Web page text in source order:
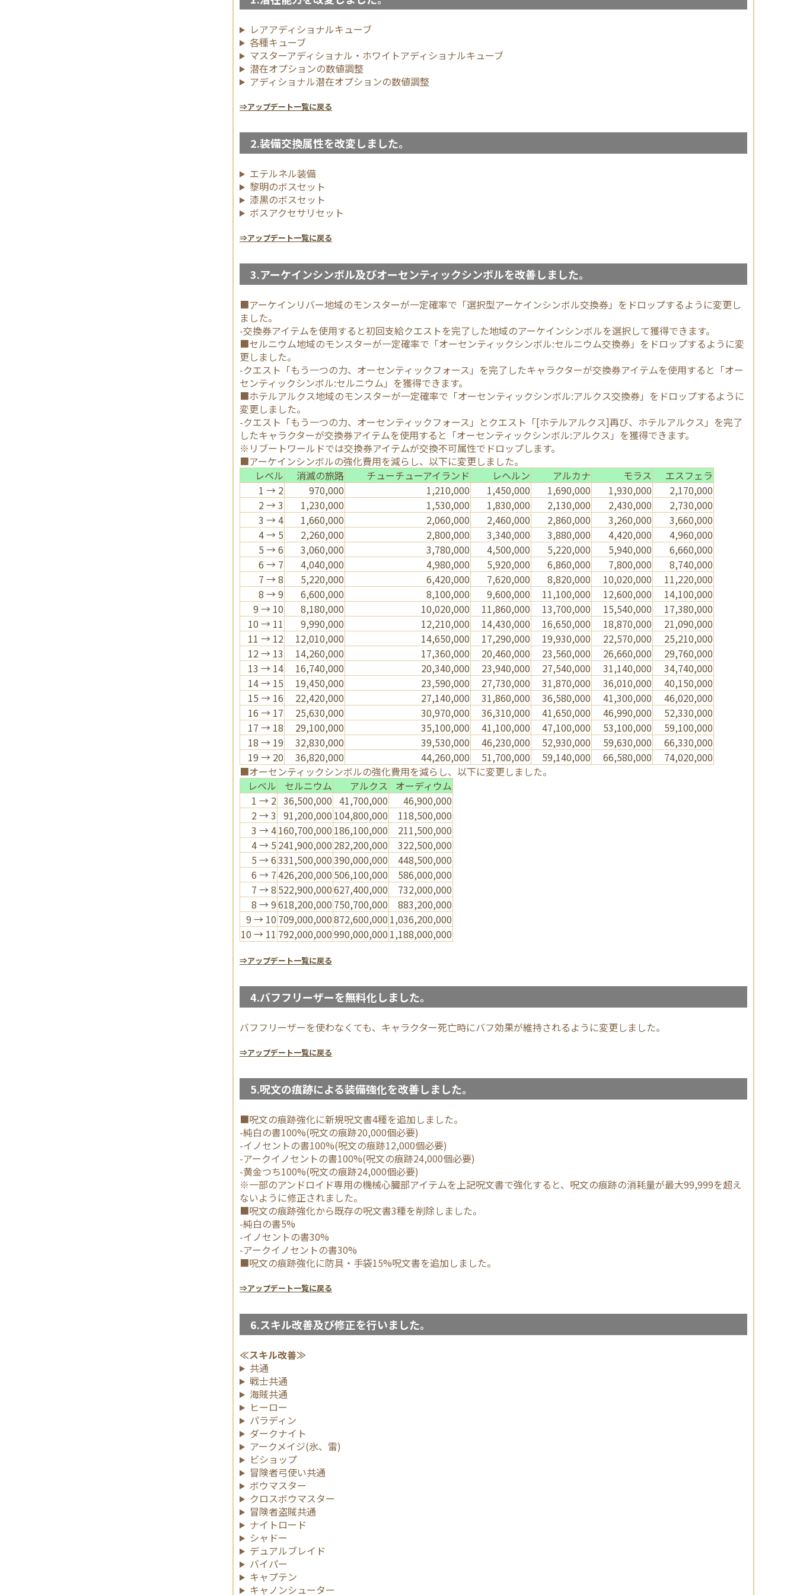
レアアディショナルキューブ
各種キューブ
マスターアディショナル・ホワイトアディショナルキューブ
潜在オプションの数値調整
アディショナル潜在オプションの数値調整
⇒アップデート一覧に戻る
2.装備交換属性を改変しました。
エテルネル装備
黎明のボスセット
漆黒のボスセット
ボスアクセサリセット
⇒アップデート一覧に戻る
3.アーケインシンボル及びオーセンティックシンボルを改善しました。
■アーケインリバー地域のモンスターが一定確率で「選択型アーケインシンボル交換券」をドロップするように変更し
ました。
-交換券アイテムを使用すると初回支給クエストを完了した地域のアーケインシンボルを選択して獲得できます。
■セルニウム地域のモンスターが一定確率で「オーセンティックシンボル:セルニウム交換券」をドロップするように変
更しました。
-クエスト「もう一つの力、オーセンティックフォース」を完了したキャラクターが交換券アイテムを使用すると「オー
センティックシンボル:セルニウム」を獲得できます。
■ホテルアルクス地域のモンスターが一定確率で「オーセンティックシンボル:アルクス交換券」をドロップするように
変更しました。
-クエスト「もう一つの力、オーセンティックフォース」とクエスト「[ホテルアルクス]再び、ホテルアルクス」を完了
したキャラクターが交換券アイテムを使用すると「オーセンティックシンボル:アルクス」を獲得できます。
※リブートワールドでは交換券アイテムが交換不可属性でドロップします。
■アーケインシンボルの強化費用を減らし、以下に変更しました。
レベル
消滅の旅路 チューチューアイランド レヘルン アルカナ モラス
エスフェラ
1 → 2
970,000 1,210,000 1,450,000 1,690,000 1,930,000
2,170,000
2 → 3
1,230,000 1,530,000 1,830,000 2,130,000 2,430,000
2,730,000
3 → 4
1,660,000 2,060,000 2,460,000 2,860,000 3,260,000
3,660,000
4 → 5
2,260,000 2,800,000 3,340,000 3,880,000 4,420,000
4,960,000
5 → 6
3,060,000 3,780,000 4,500,000 5,220,000 5,940,000
6,660,000
6 → 7
4,040,000 4,980,000 5,920,000 6,860,000 7,800,000
8,740,000
7 → 8
5,220,000 6,420,000 7,620,000 8,820,000 10,020,000
11,220,000
8 → 9
6,600,000 8,100,000 9,600,000 11,100,000 12,600,000
14,100,000
9 → 10
8,180,000 10,020,000 11,860,000 13,700,000 15,540,000
17,380,000
10 → 11
9,990,000 12,210,000 14,430,000 16,650,000 18,870,000
21,090,000
11 → 12
12,010,000 14,650,000 17,290,000 19,930,000 22,570,000
25,210,000
12 → 13
14,260,000 17,360,000 20,460,000 23,560,000 26,660,000
29,760,000
13 → 14
16,740,000 20,340,000 23,940,000 27,540,000 31,140,000
34,740,000
14 → 15
19,450,000 23,590,000 27,730,000 31,870,000 36,010,000
40,150,000
15 → 16
22,420,000 27,140,000 31,860,000 36,580,000 41,300,000
46,020,000
16 → 17
25,630,000 30,970,000 36,310,000 41,650,000 46,990,000
52,330,000
17 → 18
29,100,000 35,100,000 41,100,000 47,100,000 53,100,000
59,100,000
18 → 19
32,830,000 39,530,000 46,230,000 52,930,000 59,630,000
66,330,000
19 → 20
36,820,000 44,260,000 51,700,000 59,140,000 66,580,000
74,020,000
■オーセンティックシンボルの強化費用を減らし、以下に変更しました。
レベル
セルニウム アルクス
オーディウム
1 → 2 36,500,000 41,700,000
46,900,000
2 → 3 91,200,000 104,800,000
118,500,000
3 → 4160,700,000 186,100,000
211,500,000
4 → 5 241,900,000 282,200,000
322,500,000
5 → 6331,500,000390,000,000
448,500,000
6 → 7426,200,000 506,100,000
586,000,000
7 → 8 522,900,000627,400,000
732,000,000
8 → 9618,200,000 750,700,000
883,200,000
9 → 10 709,000,000872,600,000 1,036,200,000
10 → 11 792,000,000990,000,000 1,188,000,000
⇒アップデート一覧に戻る
4.バフフリーザーを無料化しました。
バフフリーザーを使わなくても、キャラクター死亡時にバフ効果が維持されるように変更しました。
⇒アップデート一覧に戻る
5.呪文の痕跡による装備強化を改善しました。
■呪文の痕跡強化に新規呪文書4種を追加しました。
-純白の書100%(呪文の痕跡20,000個必要)
-イノセントの書100%(呪文の痕跡12,000個必要)
-アークイノセントの書100%(呪文の痕跡24,000個必要)
-黄金つち100%(呪文の痕跡24,000個必要)
※一部のアンドロイド専用の機械心臓部アイテムを上記呪文書で強化すると、呪文の痕跡の消耗量が最大99,999を超え
ないように修正されました。
■呪文の痕跡強化から既存の呪文書3種を削除しました。
-純白の書5%
-イノセントの書30%
-アークイノセントの書30%
■呪文の痕跡強化に防具・手袋15%呪文書を追加しました。
⇒アップデート一覧に戻る
6.スキル改善及び修正を行いました。
≪スキル改善≫
共通
戦士共通
海賊共通
ヒーロー
パラディン
ダークナイト
アークメイジ(氷、雷)
ビショップ
冒険者弓使い共通
ボウマスター
クロスボウマスター
冒険者盗賊共通
ナイトロード
シャドー
デュアルブレイド
バイパー
キャプテン
キャノンシューター